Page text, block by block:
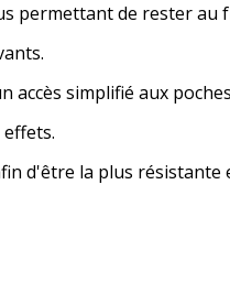
permettant de rester au
accès simplifié aux
d'être la plus résistante